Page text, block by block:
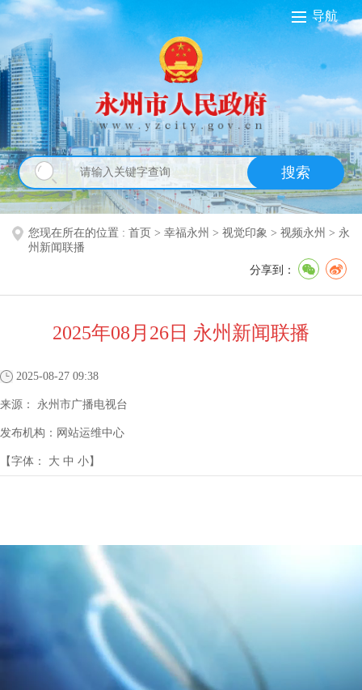
导航
搜索
您现在所在的位置 : 首页 > 幸福永州 > 视觉印象 > 视频永州 > 永
州新闻联播
分享到：
2025年08月26日 永州新闻联播
2025-08-27 09:38
来源： 永州市广播电视台
发布机构： 网站运维中心
【字体： 大 中 小】